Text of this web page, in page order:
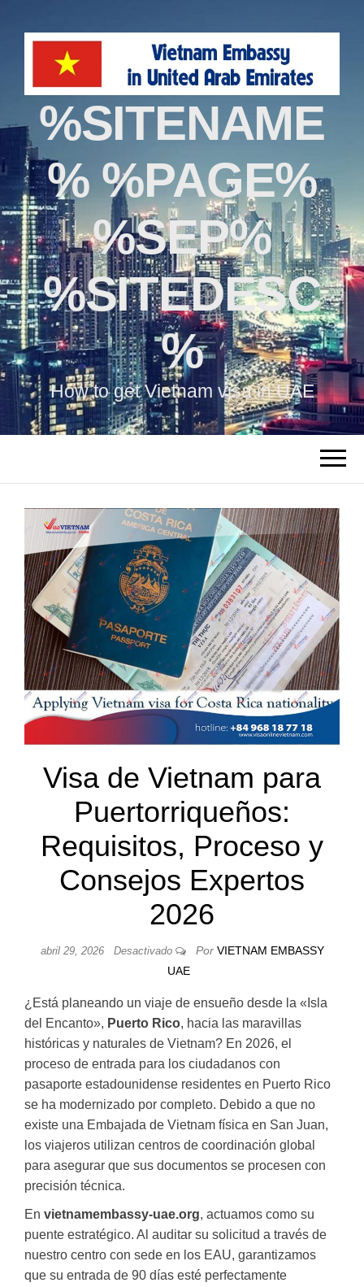
%SITENAME
% %PAGE%
%SEP%
%SITEDESC
%
How to get Vietnam visa in UAE
Visa de Vietnam para
Puertorriqueños:
Requisitos, Proceso y
Consejos Expertos
2026
abril 29, 2026 Desactivado Por VIETNAM EMBASSY
UAE
¿Está planeando un viaje de ensueño desde la «Isla
del Encanto», Puerto Rico, hacia las maravillas
históricas y naturales de Vietnam? En 2026, el
proceso de entrada para los ciudadanos con
pasaporte estadounidense residentes en Puerto Rico
se ha modernizado por completo. Debido a que no
existe una Embajada de Vietnam física en San Juan,
los viajeros utilizan centros de coordinación global
para asegurar que sus documentos se procesen con
precisión técnica.
En vietnamembassy-uae.org, actuamos como su
puente estratégico. Al auditar su solicitud a través de
nuestro centro con sede en los EAU, garantizamos
que su entrada de 90 días esté perfectamente